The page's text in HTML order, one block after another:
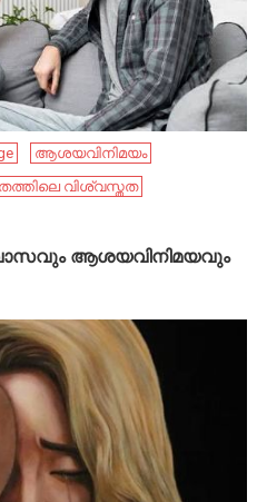
ആശയവിനിമയം
വിശ്വസ്തത
ആശയവിനിമയവും